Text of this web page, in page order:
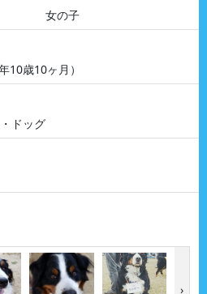
女の子
10歳10ヶ月）
ドッグ
›